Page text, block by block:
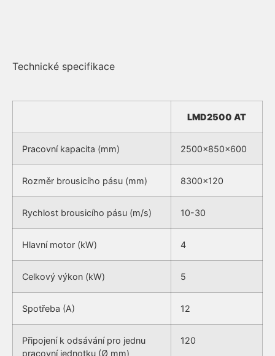
Technické specifikace
LMD2500 AT
Pracovní kapacita (mm) 2500x850x600
Rozměr brousicího pásu (mm) 8300×120
Rychlost brousicího pásu (m/s) 10-30
Hlavní motor (kW) 4
Celkový výkon (kW) 5
Spotřeba (A) 12
Připojení k odsávání pro jednu
pracovní jednotku (Ø mm)
120